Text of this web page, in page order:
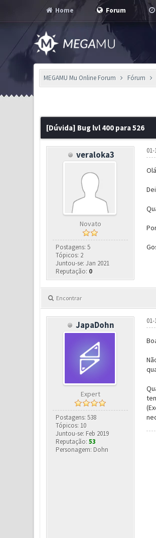
Home Forum
MEGAMU Mu Online Forum Fórum
[Dúvida] Bug lvl 400 para 526
veraloka3
Novato
Postagens: 5
Tópicos: 2
Juntou-se: Jan 2021
Reputação: 0
Encontrar
JapaDohn
Expert
Postagens: 538
Tópicos: 10
Juntou-se: Feb 2019
Reputação:53
Personagem: Dohn